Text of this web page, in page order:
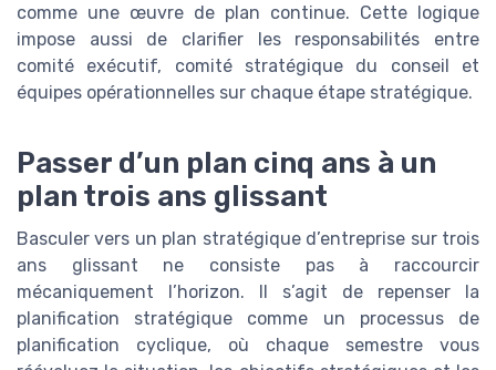
comme une œuvre de plan continue. Cette logique
impose aussi de clarifier les responsabilités entre
comité exécutif, comité stratégique du conseil et
équipes opérationnelles sur chaque étape stratégique.
Passer d’un plan cinq ans à un
plan trois ans glissant
Basculer vers un plan stratégique d’entreprise sur trois
ans glissant ne consiste pas à raccourcir
mécaniquement l’horizon. Il s’agit de repenser la
planification stratégique comme un processus de
planification cyclique, où chaque semestre vous